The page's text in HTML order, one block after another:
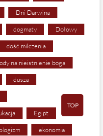
Dni Darwina
dogmaty Dołowy
dość milczenia
na nieistnienie boga
dusza
Egipt
ekonomia
TOP